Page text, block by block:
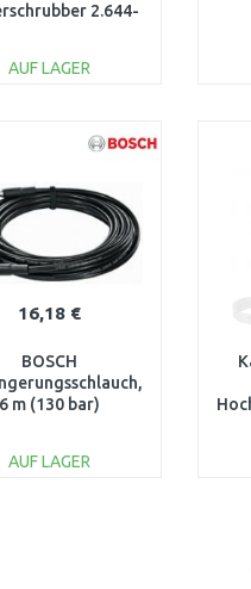
2.644-
AUF LAGER
16,18 €
BOSCH
6 m (130 bar)
AUF LAGER